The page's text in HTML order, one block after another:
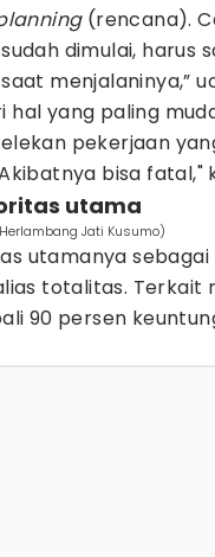
(rencana).
dimulai, harus
menjalaninya,”
yang paling
pekerjaan
bisa fatal,"
utama
Jati Kusumo)
utamanya
totalitas. Terkait
90 persen